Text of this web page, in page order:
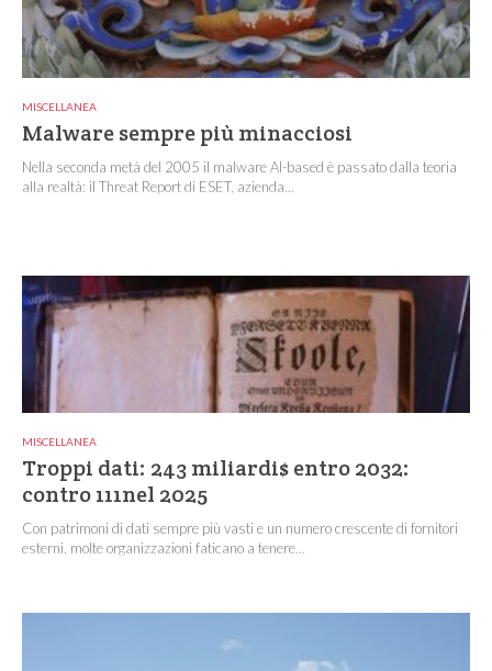
MISCELLANEA
Malware sempre più minacciosi
Nella seconda metà del 2005 il malware AI-based è passato dalla teoria
alla realtà: il Threat Report di ESET, azienda...
MISCELLANEA
Troppi dati: 243 miliardi$ entro 2032:
contro 111nel 2025
Con patrimoni di dati sempre più vasti e un numero crescente di fornitori
esterni, molte organizzazioni faticano a tenere...